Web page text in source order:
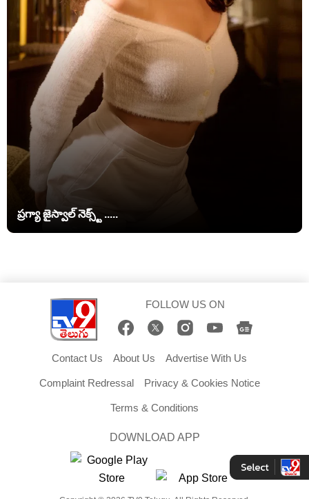
ప్రగ్యా జైస్వాల్ నెక్స్ట్ .....
FOLLOW US ON
Contact Us About Us Advertise With Us
Complaint Redressal Privacy & Cookies Notice
Terms & Conditions
DOWNLOAD APP